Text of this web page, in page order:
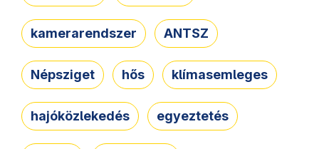
kamerarendszer ANTSZ
Népsziget hős klímasemleges
hajóközlekedés egyeztetés